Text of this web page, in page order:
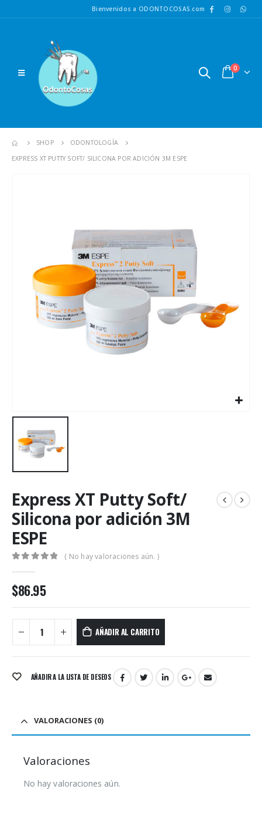
Bienvenidos a ODONTOCOSAS.com
0
SHOP
ODONTOLOGÍA
EXPRESS XT PUTTY SOFT/ SILICONA POR ADICIÓN 3M ESPE
Express XT Putty Soft/
Silicona por adición 3M
ESPE
( No hay valoraciones aún. )
$86.95
AÑADIR AL CARRITO
AÑADIR A LA LISTA DE DESEOS
VALORACIONES (0)
Valoraciones
No hay valoraciones aún.